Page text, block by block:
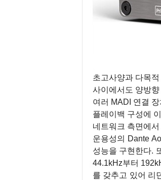
초고사양과 다목
사이에서도 양방
여러 MADI 연결
플레이백 구성에
네트워크 측면에
운용성의 Dante
성능을 구현한다.
44.1kHz부터
를 갖추고 있어 리